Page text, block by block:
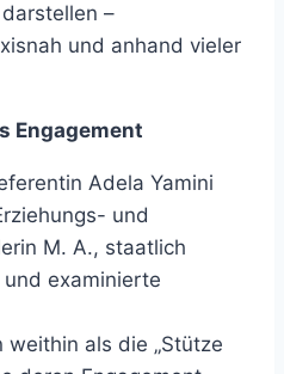
–
und anhand vieler
Engagement
Adela Yamini
und
M. A., staatlich
examinierte
weithin als die „Stütze